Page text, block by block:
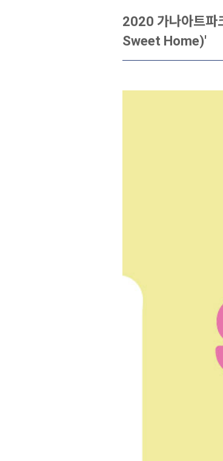
2020 가나아트파
Sweet Home)'